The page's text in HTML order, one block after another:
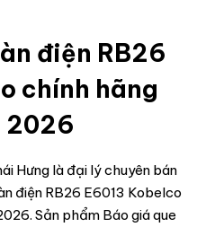
điện RB26
chính hãng
2026
Hưng là đại lý chuyên bán
điện RB26 E6013 Kobelco
Sản phẩm Báo giá que